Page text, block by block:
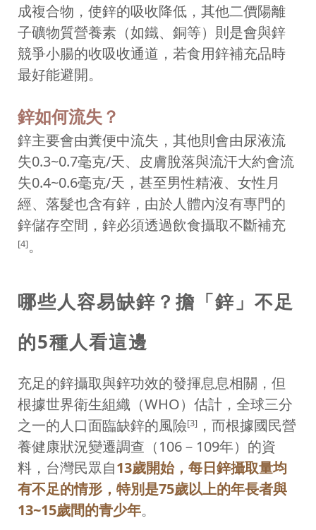
成複合物，使鋅的吸收降低，其他二價陽離
子礦物質營養素（如鐵、銅等）則是會與鋅
競爭小腸的收吸收通道，若食用鋅補充品時
最好能避開。
鋅如何流失？
鋅主要會由糞便中流失，其他則會由尿液流
失0.3~0.7毫克/天、皮膚脫落與流汗大約會流
失0.4~0.6毫克/天，甚至男性精液、女性月
經、落髮也含有鋅，由於人體內沒有專門的
鋅儲存空間，鋅必須透過飲食攝取不斷補充
[4]。
哪些人容易缺鋅？擔「鋅」不足
的5種人看這邊
充足的鋅攝取與鋅功效的發揮息息相關，但
根據世界衛生組織（WHO）估計，全球三分
之一的人口面臨缺鋅的風險[3] ，而根據國民營
養健康狀況變遷調查（106－109年）的資
料，台灣民眾自13歲開始，每日鋅攝取量均
有不足的情形，特別是75歲以上的年長者與
13~15歲間的青少年。